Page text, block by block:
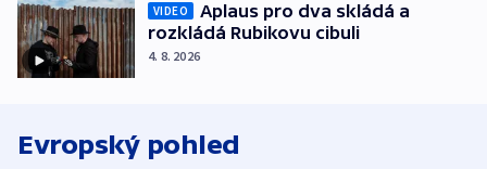
VIDEO
Aplaus pro dva skládá a
rozkládá Rubikovu cibuli
4. 8. 2026
Evropský pohled